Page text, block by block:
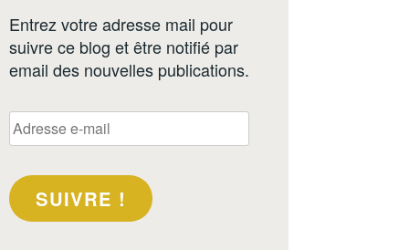
Entrez votre adresse mail pour
suivre ce blog et être notifié par
email des nouvelles publications.
Adresse
e-
SUIVRE !